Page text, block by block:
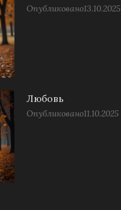
Опубликовано13.10.2025
Любовь
Опубликовано11.10.2025